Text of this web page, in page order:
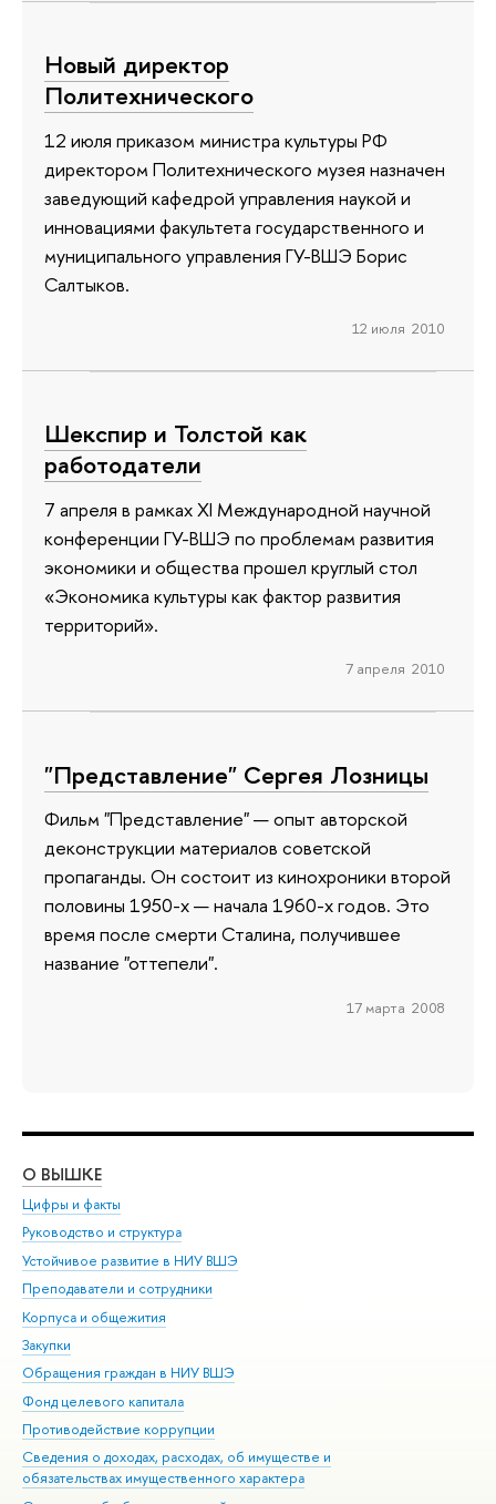
Новый директор
Политехнического
12 июля приказом министра культуры РФ
директором Политехнического музея назначен
заведующий кафедрой управления наукой и
инновациями факультета государственного и
муниципального управления ГУ-ВШЭ Борис
Салтыков.
12 июля 2010
Шекспир и Толстой как
работодатели
7 апреля в рамках XI Международной научной
конференции ГУ-ВШЭ по проблемам развития
экономики и общества прошел круглый стол
«Экономика культуры как фактор развития
территорий».
7 апреля 2010
"Представление" Сергея Лозницы
Фильм "Представление" — опыт авторской
деконструкции материалов советской
пропаганды. Он состоит из кинохроники второй
половины 1950-х — начала 1960-х годов. Это
время после смерти Сталина, получившее
название "оттепели".
17 марта 2008
О ВЫШКЕ
Цифры и факты
Руководство и структура
Устойчивое развитие в НИУ ВШЭ
Преподаватели и сотрудники
Корпуса и общежития
Закупки
Обращения граждан в НИУ ВШЭ
Фонд целевого капитала
Противодействие коррупции
Сведения о доходах, расходах, об имуществе и
обязательствах имущественного характера